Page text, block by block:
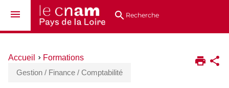
au
directsRecherche
Vous
ici :
Accueil
Formations
Gestion / Finance / Comptabilité